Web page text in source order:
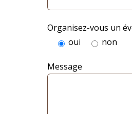
Organisez-vous un
oui
non
Message